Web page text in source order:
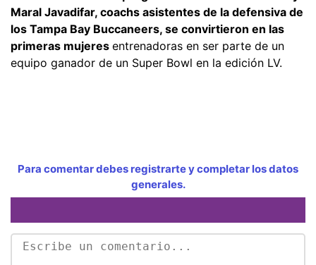
Maral Javadifar, coachs asistentes de la defensiva de
los Tampa Bay Buccaneers, se convirtieron en las
primeras mujeres entrenadoras en ser parte de un
equipo ganador de un Super Bowl en la edición LV.
Para comentar debes registrarte y completar los datos
generales.